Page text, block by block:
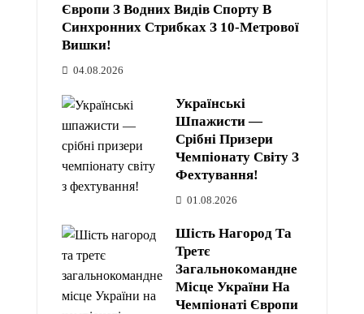
Європи З Водних Видів Спорту В
Синхронних Стрибках З 10-Метрової
Вишки!
04.08.2026
Українські
Шпажисти —
Срібні Призери
Чемпіонату Світу З
Фехтування!
01.08.2026
Шість Нагород Та
Третє
Загальнокомандне
Місце України На
Чемпіонаті Європи